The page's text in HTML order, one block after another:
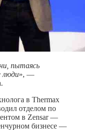
пытаясь
люди», —
в Thermax
отделом по
в Zensar —
бизнесе —